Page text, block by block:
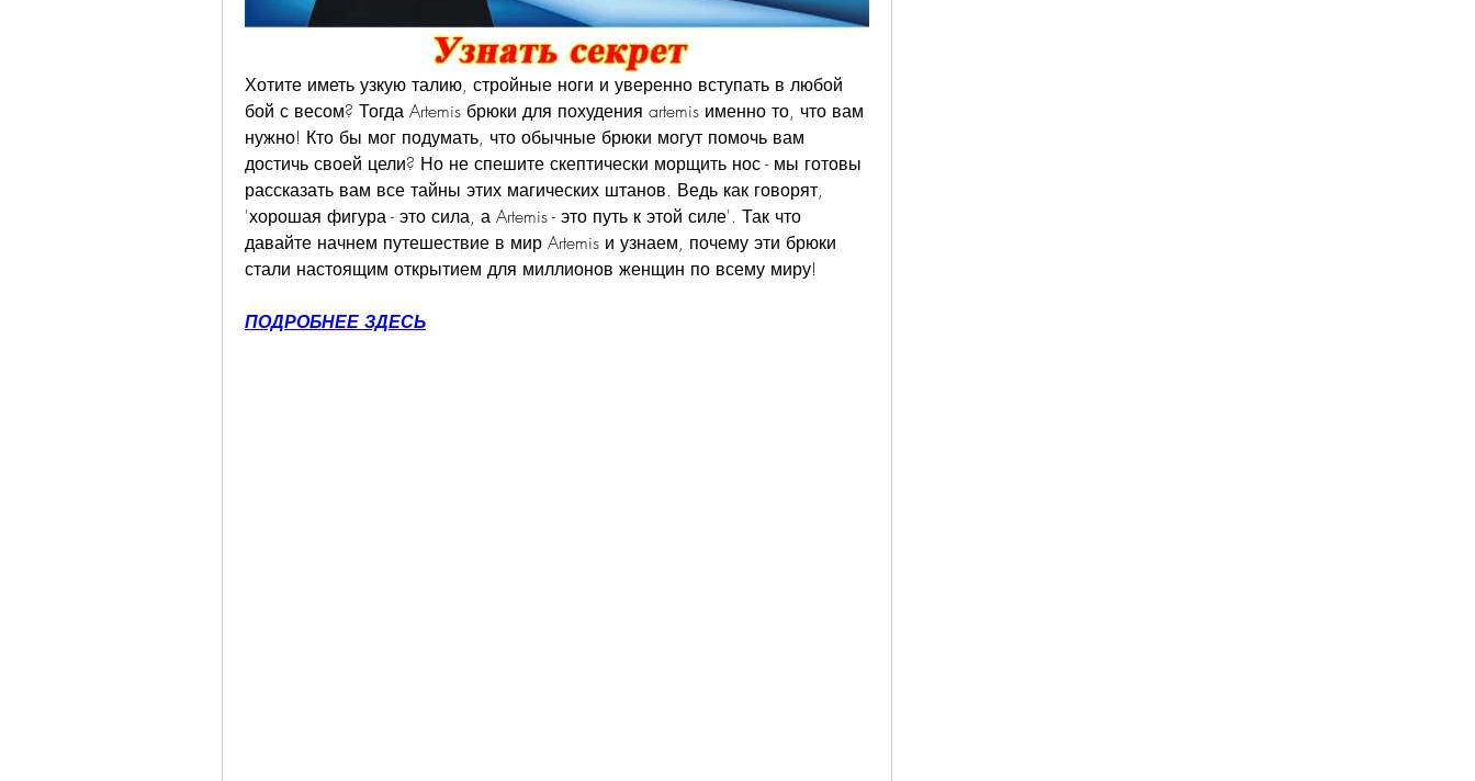
Хотите иметь узкую талию, стройные ноги и уверенно вступать в любой
бой с весом? Тогда Artemis брюки для похудения artemis именно то, что вам
нужно! Кто бы мог подумать, что обычные брюки могут помочь вам
достичь своей цели? Но не спешите скептически морщить нос - мы готовы
рассказать вам все тайны этих магических штанов. Ведь как говорят,
'хорошая фигура - это сила, а Artemis - это путь к этой силе'. Так что
давайте начнем путешествие в мир Artemis и узнаем, почему эти брюки
стали настоящим открытием для миллионов женщин по всему миру!
ПОДРОБНЕЕ ЗДЕСЬ